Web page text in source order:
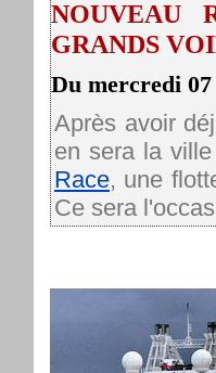
NOUVEAU
GRANDS
Du mercredi
Après avoir
en sera la
Race, une
Ce sera